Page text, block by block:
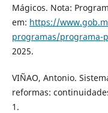
Mágicos. Nota:
em: https://
programas/programa-
2025.
VIÑAO, Antonio.
reformas:
1.